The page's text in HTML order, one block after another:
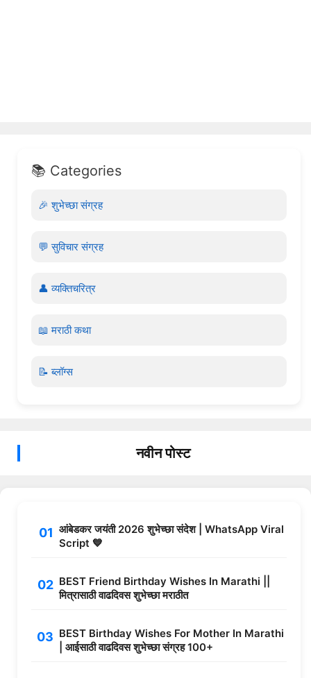
📚 Categories
🎉 शुभेच्छा संग्रह
💬 सुविचार संग्रह
👤 व्यक्तिचरित्र
📖 मराठी कथा
📝 ब्लॉग्स
नवीन पोस्ट
आंबेडकर जयंती 2026 शुभेच्छा संदेश | WhatsApp Viral
Script 💙
BEST Friend Birthday Wishes In Marathi ||
मित्रासाठी वाढदिवस शुभेच्छा मराठीत
BEST Birthday Wishes For Mother In Marathi
| आईसाठी वाढदिवस शुभेच्छा संग्रह 100+